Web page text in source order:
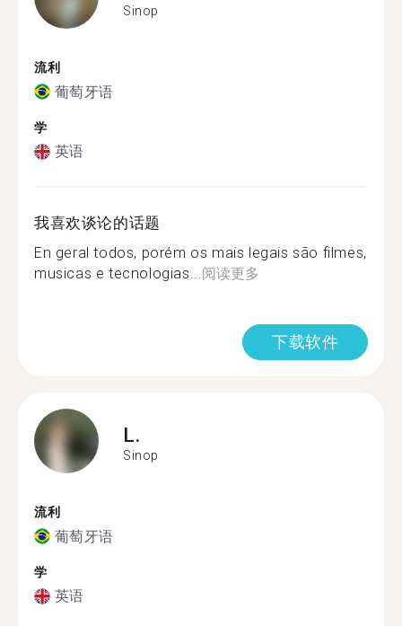
Sinop
流利
葡萄牙语
学
英语
我喜欢谈论的话题
En geral todos, porém os mais legais são filmes,
musicas e tecnologias...阅读更多
下载软件
L.
Sinop
流利
葡萄牙语
学
英语